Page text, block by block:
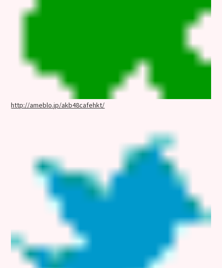
http://ameblo.jp/akb48cafehkt/